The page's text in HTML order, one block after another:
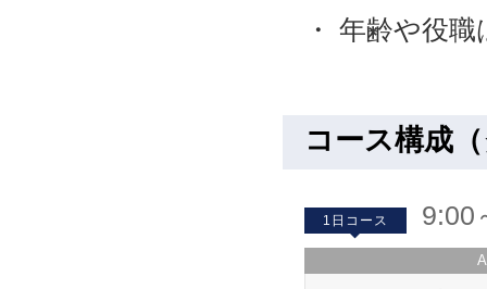
年齢や役職
コース構成
1日コース